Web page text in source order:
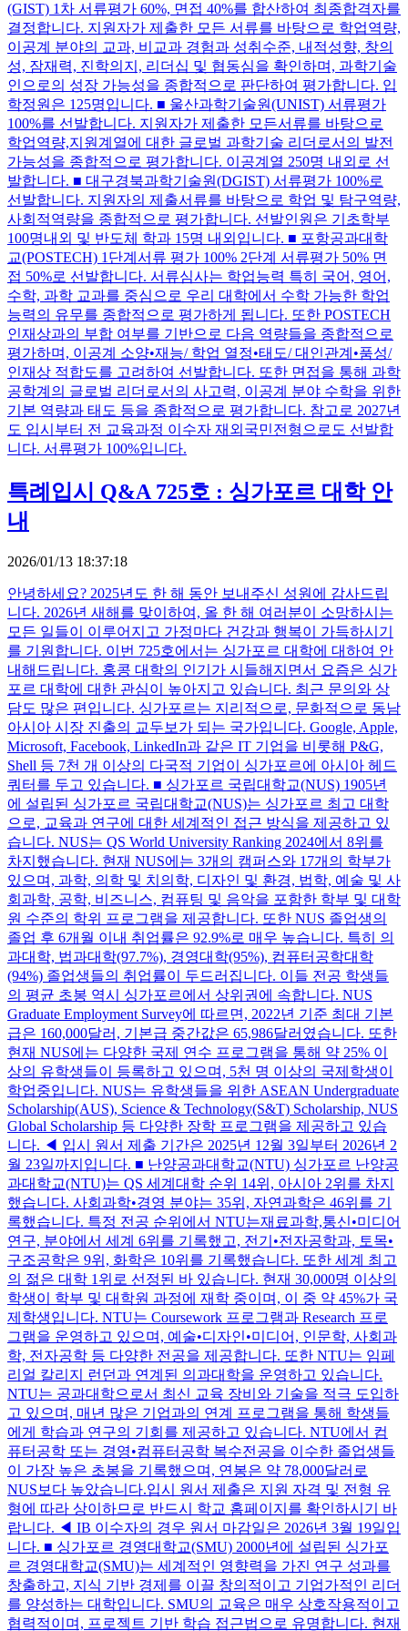
(GIST) 1차 서류평가 60%, 면접 40%를 합산하여 최종합격자를
결정합니다. 지원자가 제출한 모든 서류를 바탕으로 학업역량,
이공계 분야의 교과, 비교과 경험과 성취수준, 내적성향, 창의
성, 잠재력, 진학의지, 리더십 및 협동심을 확인하며, 과학기술
인으로의 성장 가능성을 종합적으로 판단하여 평가합니다. 입
학정원은 125명입니다. ■ 울산과학기술원(UNIST) 서류평가
100%를 선발합니다. 지원자가 제출한 모든서류를 바탕으로
학업역량,지원계열에 대한 글로벌 과학기술 리더로서의 발전
가능성을 종합적으로 평가합니다. 이공계열 250명 내외로 선
발합니다. ■ 대구경북과학기술원(DGIST) 서류평가 100%로
선발합니다. 지원자의 제출서류를 바탕으로 학업 및 탐구역량,
사회적역량을 종합적으로 평가합니다. 선발인원은 기초학부
100명내외 및 반도체 학과 15명 내외입니다. ■ 포항공과대학
교(POSTECH) 1단계서류 평가 100% 2단계 서류평가 50% 면
접 50%로 선발합니다. 서류심사는 학업능력 특히 국어, 영어,
수학, 과학 교과를 중심으로 우리 대학에서 수학 가능한 학업
능력의 유무를 종합적으로 평가하게 됩니다. 또한 POSTECH
인재상과의 부합 여부를 기반으로 다음 역량들을 종합적으로
평가하며, 이공계 소양•재능/ 학업 열정•태도/ 대인관계•품성/
인재상 적합도를 고려하여 선발합니다. 또한 면접을 통해 과학
공학계의 글로벌 리더로서의 사고력, 이공계 분야 수학을 위한
기본 역량과 태도 등을 종합적으로 평가합니다. 참고로 2027년
도 입시부터 전 교육과정 이수자 재외국민전형으로도 선발합
니다. 서류평가 100%입니다.
특례입시 Q&A 725호 : 싱가포르 대학 안
내
2026/01/13 18:37:18
안녕하세요? 2025년도 한 해 동안 보내주신 성원에 감사드립
니다. 2026년 새해를 맞이하여, 올 한 해 여러분이 소망하시는
모든 일들이 이루어지고 가정마다 건강과 행복이 가득하시기
를 기원합니다. 이번 725호에서는 싱가포르 대학에 대하여 안
내해드립니다. 홍콩 대학의 인기가 시들해지면서 요즘은 싱가
포르 대학에 대한 관심이 높아지고 있습니다. 최근 문의와 상
담도 많은 편입니다. 싱가포르는 지리적으로, 문화적으로 동남
아시아 시장 진출의 교두보가 되는 국가입니다. Google, Apple,
Microsoft, Facebook, LinkedIn과 같은 IT 기업을 비롯해 P&G,
Shell 등 7천 개 이상의 다국적 기업이 싱가포르에 아시아 헤드
쿼터를 두고 있습니다. ■ 싱가포르 국립대학교(NUS) 1905년
에 설립된 싱가포르 국립대학교(NUS)는 싱가포르 최고 대학
으로, 교육과 연구에 대한 세계적인 접근 방식을 제공하고 있
습니다. NUS는 QS World University Ranking 2024에서 8위를
차지했습니다. 현재 NUS에는 3개의 캠퍼스와 17개의 학부가
있으며, 과학, 의학 및 치의학, 디자인 및 환경, 법학, 예술 및 사
회과학, 공학, 비즈니스, 컴퓨팅 및 음악을 포함한 학부 및 대학
원 수준의 학위 프로그램을 제공합니다. 또한 NUS 졸업생의
졸업 후 6개월 이내 취업률은 92.9%로 매우 높습니다. 특히 의
과대학, 법과대학(97.7%), 경영대학(95%), 컴퓨터공학대학
(94%) 졸업생들의 취업률이 두드러집니다. 이들 전공 학생들
의 평균 초봉 역시 싱가포르에서 상위권에 속합니다. NUS
Graduate Employment Survey에 따르면, 2022년 기준 최대 기본
급은 160,000달러, 기본급 중간값은 65,986달러였습니다. 또한
현재 NUS에는 다양한 국제 연수 프로그램을 통해 약 25% 이
상의 유학생들이 등록하고 있으며, 5천 명 이상의 국제학생이
학업중입니다. NUS는 유학생들을 위한 ASEAN Undergraduate
Scholarship(AUS), Science & Technology(S&T) Scholarship, NUS
Global Scholarship 등 다양한 장학 프로그램을 제공하고 있습
니다. ◀ 입시 원서 제출 기간은 2025년 12월 3일부터 2026년 2
월 23일까지입니다. ■ 난양공과대학교(NTU) 싱가포르 난양공
과대학교(NTU)는 QS 세계대학 순위 14위, 아시아 2위를 차지
했습니다. 사회과학•경영 분야는 35위, 자연과학은 46위를 기
록했습니다. 특정 전공 순위에서 NTU는재료과학,통신•미디어
연구, 분야에서 세계 6위를 기록했고, 전기•전자공학과, 토목•
구조공학은 9위, 화학은 10위를 기록했습니다. 또한 세계 최고
의 젊은 대학 1위로 선정된 바 있습니다. 현재 30,000명 이상의
학생이 학부 및 대학원 과정에 재학 중이며, 이 중 약 45%가 국
제학생입니다. NTU는 Coursework 프로그램과 Research 프로
그램을 운영하고 있으며, 예술•디자인•미디어, 인문학, 사회과
학, 전자공학 등 다양한 전공을 제공합니다. 또한 NTU는 임페
리얼 칼리지 런던과 연계된 의과대학을 운영하고 있습니다.
NTU는 공과대학으로서 최신 교육 장비와 기술을 적극 도입하
고 있으며, 매년 많은 기업과의 연계 프로그램을 통해 학생들
에게 학습과 연구의 기회를 제공하고 있습니다. NTU에서 컴
퓨터공학 또는 경영•컴퓨터공학 복수전공을 이수한 졸업생들
이 가장 높은 초봉을 기록했으며, 연봉은 약 78,000달러로
NUS보다 높았습니다.입시 원서 제출은 지원 자격 및 전형 유
형에 따라 상이하므로 반드시 학교 홈페이지를 확인하시기 바
랍니다. ◀ IB 이수자의 경우 원서 마감일은 2026년 3월 19일입
니다. ■ 싱가포르 경영대학교(SMU) 2000년에 설립된 싱가포
르 경영대학교(SMU)는 세계적인 영향력을 가진 연구 성과를
창출하고, 지식 기반 경제를 이끌 창의적이고 기업가적인 리더
를 양성하는 대학입니다. SMU의 교육은 매우 상호작용적이고
협력적이며, 프로젝트 기반 학습 접근법으로 유명합니다. 현재